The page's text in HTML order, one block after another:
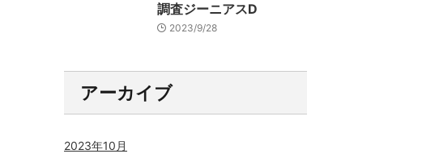
調査ジーニアスD
2023/9/28
アーカイブ
2023年10月